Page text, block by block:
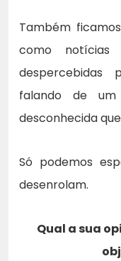
Também
como notícias
despercebidas
falando de
desconhecida
Só podemos
desenrolam.
Qual a sua